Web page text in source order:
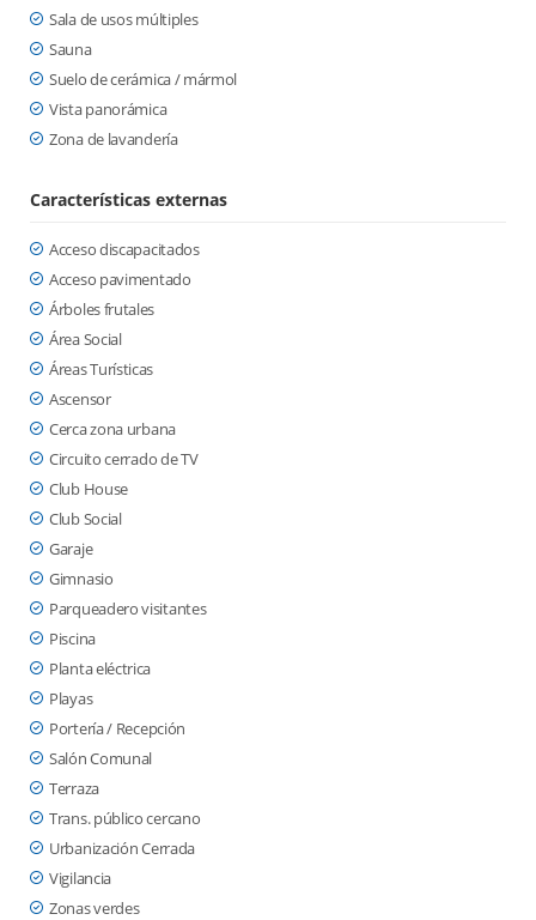
Sala de usos múltiples
Sauna
Suelo de cerámica / mármol
Vista panorámica
Zona de lavandería
Características externas
Acceso discapacitados
Acceso pavimentado
Árboles frutales
Área Social
Áreas Turísticas
Ascensor
Cerca zona urbana
Circuito cerrado de TV
Club House
Club Social
Garaje
Gimnasio
Parqueadero visitantes
Piscina
Planta eléctrica
Playas
Portería / Recepción
Salón Comunal
Terraza
Trans. público cercano
Urbanización Cerrada
Vigilancia
Zonas verdes